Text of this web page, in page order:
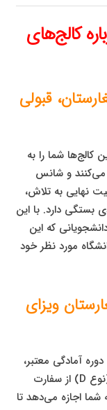
کالج‌های
قبولی
شما را به
می‌کنند و شانس
نهایی به تلاش،
بستگی دارد. با این
که این
مورد نظر خود
ویزای
آمادگی معتبر،
شما می‌توانید برای ویزای تحصیلی بلندمدت (نوع D) از سفارت
شما اجازه می‌دهد تا